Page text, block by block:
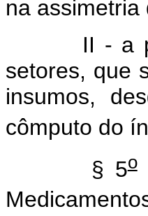
na
II - a
setores, que
insumos,
cômputo do
§ 5o